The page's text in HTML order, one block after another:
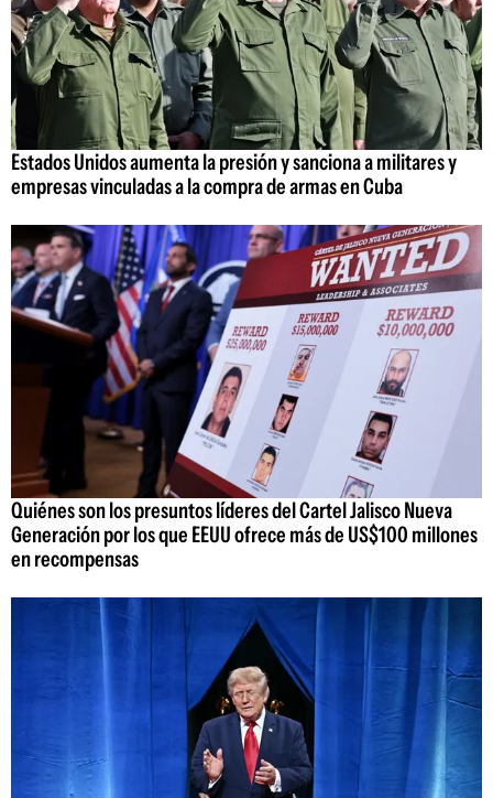
Estados Unidos aumenta la presión y sanciona a militares y
empresas vinculadas a la compra de armas en Cuba
Quiénes son los presuntos líderes del Cartel Jalisco Nueva
Generación por los que EEUU ofrece más de US$100 millones
en recompensas